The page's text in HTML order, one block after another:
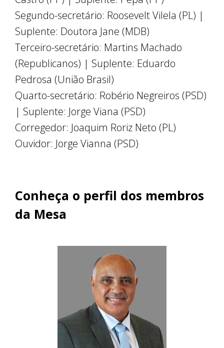
Segundo-secretário: Roosevelt Vilela (PL) |
Suplente: Doutora Jane (MDB)
Terceiro-secretário: Martins Machado
(Republicanos) | Suplente: Eduardo
Pedrosa (União Brasil)
Quarto-secretário: Robério Negreiros (PSD)
| Suplente: Jorge Viana (PSD)
Corregedor: Joaquim Roriz Neto (PL)
Ouvidor: Jorge Vianna (PSD)
Conheça o perfil dos membros
da Mesa